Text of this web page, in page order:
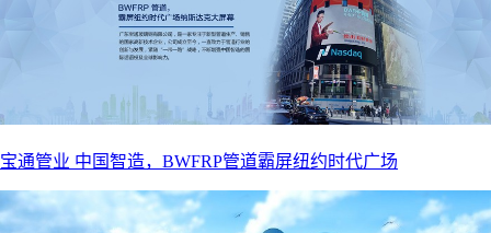
宝通管业 中国智造，BWFRP管道霸屏纽约时代广场